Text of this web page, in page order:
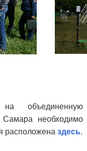
объединенную
Самара необходимо
расположена здесь.